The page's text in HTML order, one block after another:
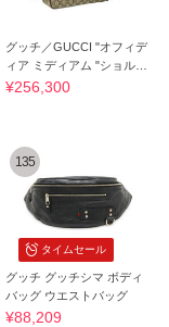
グッチ／GUCCI "オフィデ
ィア ミディアム "ショルダ
ーバッグ
¥256,300
タイムセール
135
グッチ グッチシマ ボディ
バッグ ウエストバッグ
¥88,209